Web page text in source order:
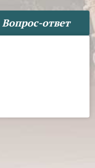
Вопрос-ответ